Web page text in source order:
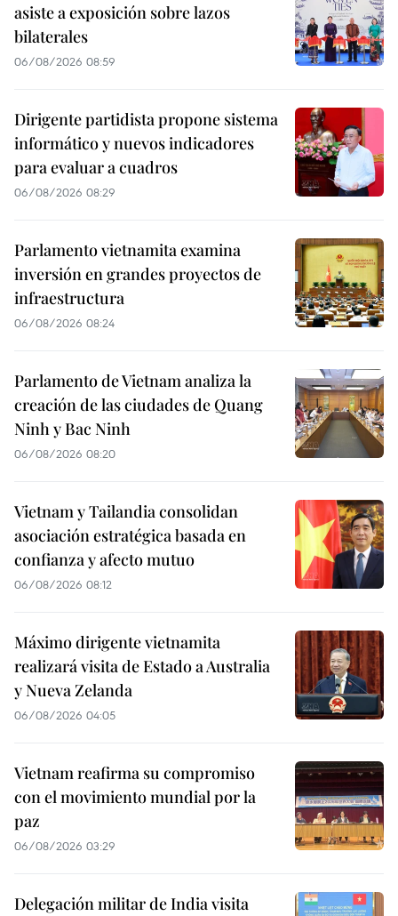
asiste a exposición sobre lazos
bilaterales
06/08/2026 08:59
Dirigente partidista propone sistema
informático y nuevos indicadores
para evaluar a cuadros
06/08/2026 08:29
Parlamento vietnamita examina
inversión en grandes proyectos de
infraestructura
06/08/2026 08:24
Parlamento de Vietnam analiza la
creación de las ciudades de Quang
Ninh y Bac Ninh
06/08/2026 08:20
Vietnam y Tailandia consolidan
asociación estratégica basada en
confianza y afecto mutuo
06/08/2026 08:12
Máximo dirigente vietnamita
realizará visita de Estado a Australia
y Nueva Zelanda
06/08/2026 04:05
Vietnam reafirma su compromiso
con el movimiento mundial por la
paz
06/08/2026 03:29
Delegación militar de India visita